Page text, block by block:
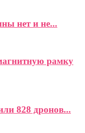
нет и не...
рамку
828 дронов...